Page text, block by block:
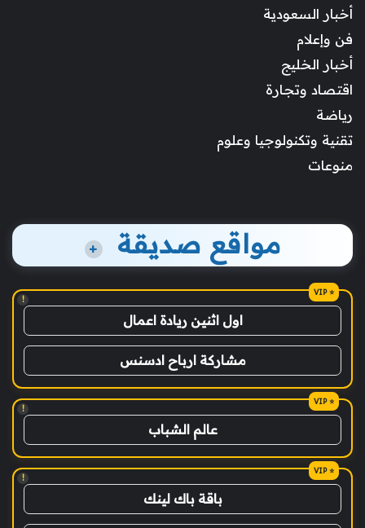
أخبار السعودية
فن وإعلام
أخبار الخليج
اقتصاد وتجارة
رياضة
تقنية وتكنولوجيا وعلوم
منوعات
مواقع صديقة +
!
اول اثنين ريادة اعمال
مشاركة ارباح ادسنس
!
عالم الشباب
!
باقة باك لينك